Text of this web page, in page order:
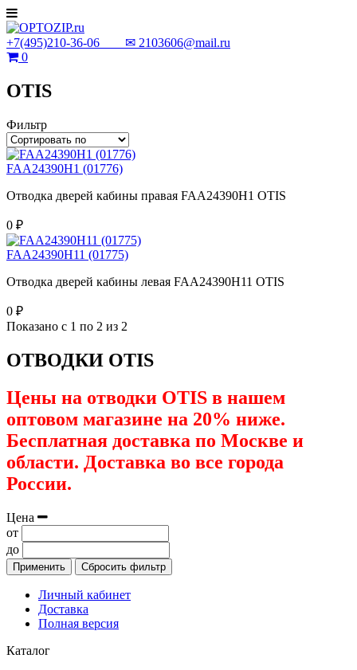
+7(495)210-36-06 ✉ 2103606@mail.ru
0
OTIS
Фильтр
FAA24390H1 (01776)
Отводка дверей кабины правая FAA24390H1 OTIS
0 ₽
FAA24390H11 (01775)
Отводка дверей кабины левая FAA24390H11 OTIS
0 ₽
Показано с 1 по 2 из 2
ОТВОДКИ OTIS
Цены на отводки OTIS в нашем
оптовом магазине на 20% ниже.
Бесплатная доставка по Москве и
области. Доставка во все города
России.
Цена
от
до
Применить Сбросить фильтр
Личный кабинет
Доставка
Полная версия
Каталог